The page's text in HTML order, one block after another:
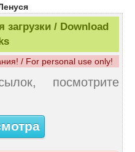
/ Download
/ For personal use only!
посмотрите